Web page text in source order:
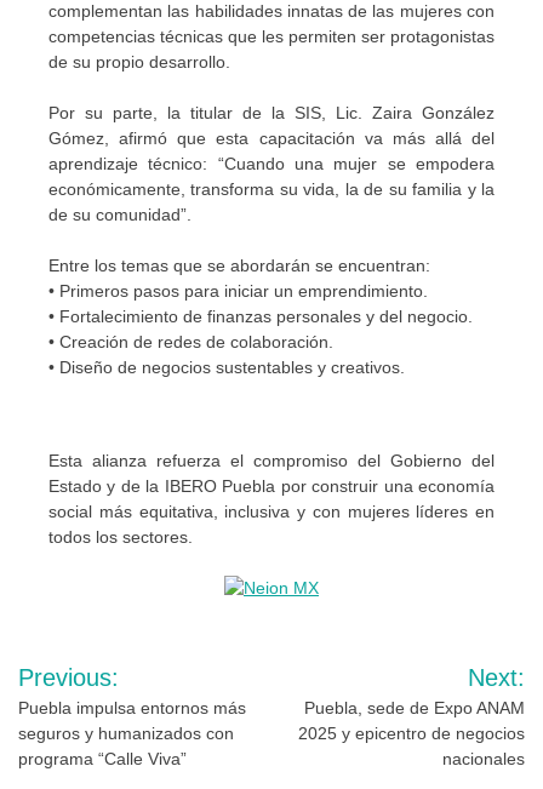
complementan las habilidades innatas de las mujeres con
competencias técnicas que les permiten ser protagonistas
de su propio desarrollo.
Por su parte, la titular de la SIS, Lic. Zaira González
Gómez, afirmó que esta capacitación va más allá del
aprendizaje técnico: “Cuando una mujer se empodera
económicamente, transforma su vida, la de su familia y la
de su comunidad”.
Entre los temas que se abordarán se encuentran:
• Primeros pasos para iniciar un emprendimiento.
• Fortalecimiento de finanzas personales y del negocio.
• Creación de redes de colaboración.
• Diseño de negocios sustentables y creativos.
Esta alianza refuerza el compromiso del Gobierno del
Estado y de la IBERO Puebla por construir una economía
social más equitativa, inclusiva y con mujeres líderes en
todos los sectores.
Navegación
de
entradas
Previous:
Puebla impulsa entornos más
seguros y humanizados con
programa “Calle Viva”
Next:
Puebla, sede de Expo ANAM
2025 y epicentro de negocios
nacionales